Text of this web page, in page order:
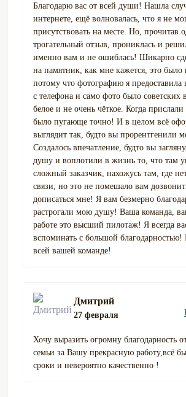
Благодарю вас от всей души! Нашла
интернете, ещё волновалась, что я не
присутствовать на месте. Но, прочитав
трогательный отзыв, прониклась и
именно вам и не ошиблась! Шикарно
на памятник, как мне кажется, это было
потому что фотографию я предоставила
с телефона и само фото было советских
белое и не очень чёткое. Когда прислали
было пугающе точно! И в целом всё
выглядит так, будто вы прорентгенили
Создалось впечатление, будто вы
душу и воплотили в жизнь то, что там
сложный заказчик, нахожусь там, где
связи, но это не помешало вам
дописаться мне! Я вам безмерно
растрогали мою душу! Ваша команда,
работе это высший пилотаж! Я всегда
вспоминать с большой
всей вашей команде!
Дмитрий
27 февраля
Хочу выразить огромну благодарность
семьи за Вашу прекрасную работу,всё
сроки и невероятно качественно !